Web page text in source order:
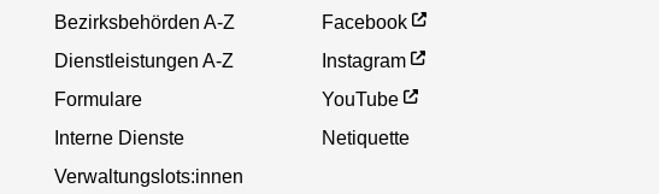
Bezirksbehörden A-Z
Dienstleistungen A-Z
Formulare
Interne Dienste
Verwaltungslots:innen
Facebook
Instagram
YouTube
Netiquette